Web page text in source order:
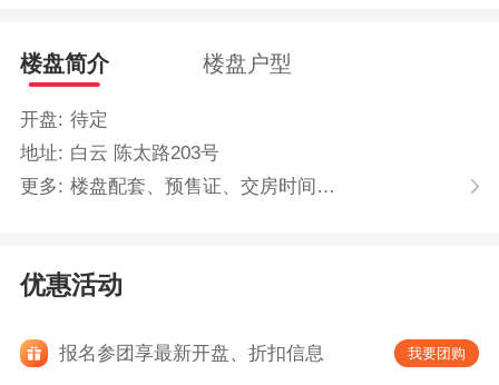
楼盘简介 楼盘户型
开盘: 待定
地址: 白云 陈太路203号
更多: 楼盘配套、预售证、交房时间…
优惠活动
报名参团享最新开盘、折扣信息 我要团购